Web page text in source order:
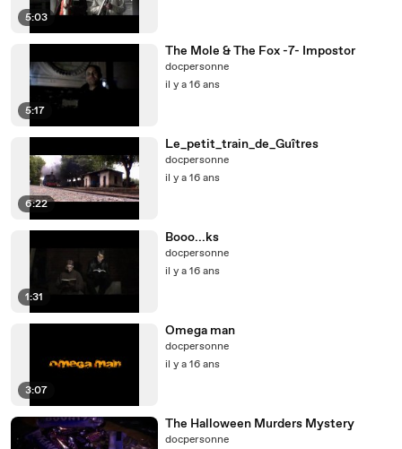
5:03
5:17
The Mole & The Fox -7- Impostor
docpersonne
il y a 16 ans
6:22
Le_petit_train_de_Guîtres
docpersonne
il y a 16 ans
1:31
Booo...ks
docpersonne
il y a 16 ans
3:07
Omega man
docpersonne
il y a 16 ans
The Halloween Murders Mystery
docpersonne